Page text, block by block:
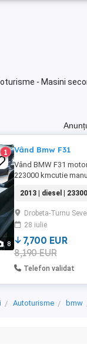
- Masini
8
1 Vând Bmw F31
Vând BMW F31
223000 kmcutie
hedap ul display,
senzori parcare față
display, navigație
haion electric și multe
2013 | diesel |
Drobeta-Turnu
28 iulie
7,700 EUR
8,190 EUR
Telefon validat
Autoturisme bmw